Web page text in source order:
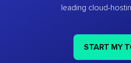
leading cloud-
START MY